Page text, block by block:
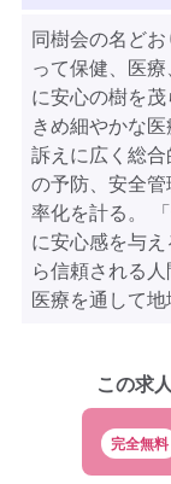
同樹会の名ど
って保健、医
に安心の樹を茂
きめ細やかな
訴えに広く総
の予防、安全
率化を計る。
に安心感を与
ら信頼される
医療を通して地
この求
完全無料